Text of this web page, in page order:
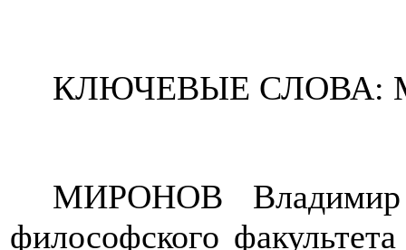
КЛЮЧЕВЫЕ СЛОВА:
МИРОНОВ Владимир
философского